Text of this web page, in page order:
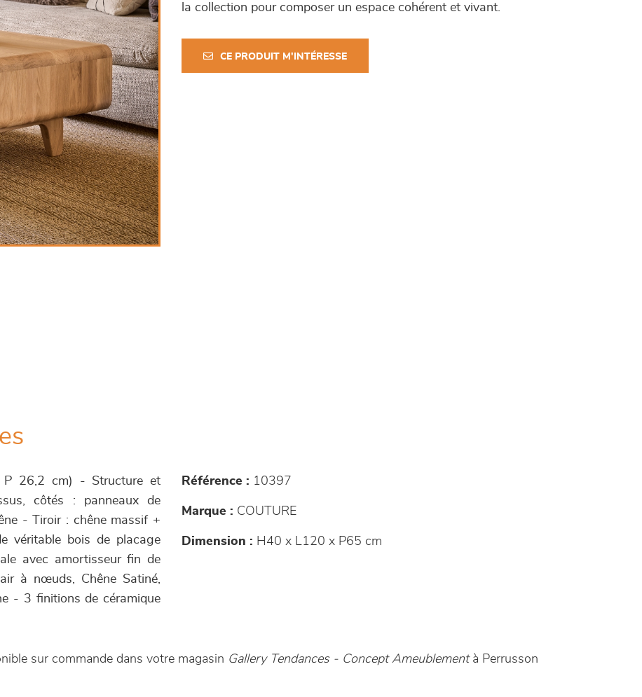
la collection pour composer un espace cohérent et vivant.
CE PRODUIT M'INTÉRESSE
26,2 cm) - Structure et
côtés : panneaux de
- Tiroir : chêne massif +
véritable bois de placage
avec amortisseur fin de
à nœuds, Chêne Satiné,
- 3 finitions de céramique
Référence : 10397
Marque : COUTURE
Dimension : H40 x L120 x P65 cm
sur commande dans votre magasin Gallery Tendances - Concept Ameublement à Perrusson